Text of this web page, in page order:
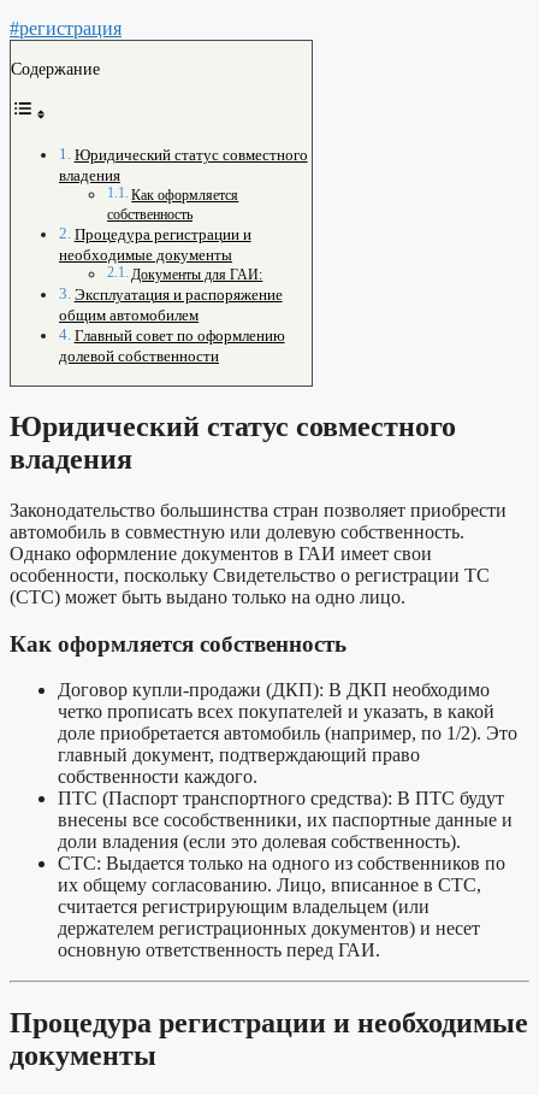
#регистрация
Содержание
Юридический статус совместного
владения
Как оформляется
собственность
Процедура регистрации и
необходимые документы
Документы для ГАИ:
Эксплуатация и распоряжение
общим автомобилем
Главный совет по оформлению
долевой собственности
Юридический статус совместного
владения
Законодательство большинства стран позволяет приобрести
автомобиль в совместную или долевую собственность.
Однако оформление документов в ГАИ имеет свои
особенности, поскольку Свидетельство о регистрации ТС
(СТС) может быть выдано только на одно лицо.
Как оформляется собственность
Договор купли-продажи (ДКП): В ДКП необходимо
четко прописать всех покупателей и указать, в какой
доле приобретается автомобиль (например, по 1/2). Это
главный документ, подтверждающий право
собственности каждого.
ПТС (Паспорт транспортного средства): В ПТС будут
внесены все сособственники, их паспортные данные и
доли владения (если это долевая собственность).
СТС: Выдается только на одного из собственников по
их общему согласованию. Лицо, вписанное в СТС,
считается регистрирующим владельцем (или
держателем регистрационных документов) и несет
основную ответственность перед ГАИ.
Процедура регистрации и необходимые
документы